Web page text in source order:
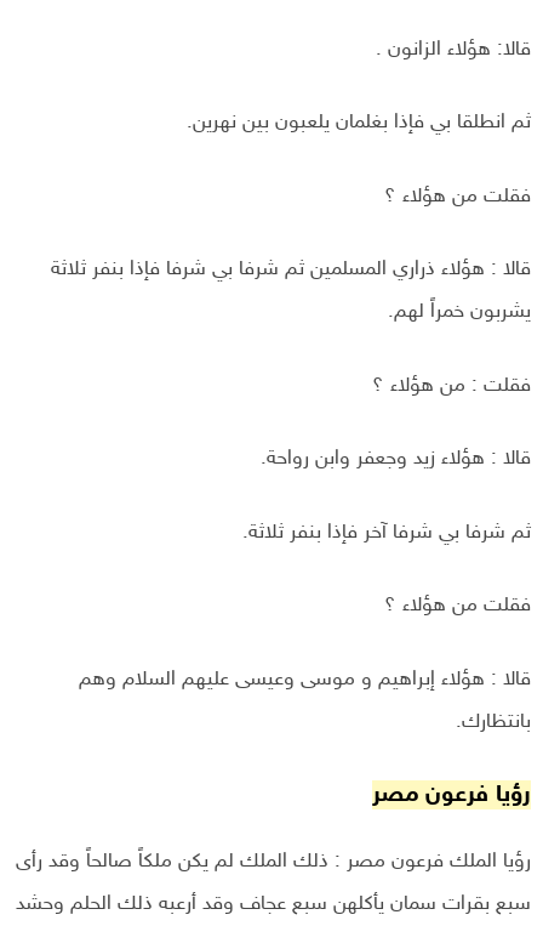
قالا: هؤلاء الزانون .
ثم انطلقا بي فإذا بغلمان يلعبون بين نهرين.
فقلت من هؤلاء ؟
قالا : هؤلاء ذراري المسلمين ثم شرفا بي شرفا فإذا بنفر ثلاثة
يشربون خمراً لهم.
فقلت : من هؤلاء ؟
قالا : هؤلاء زيد وجعفر وابن رواحة.
ثم شرفا بي شرفا آخر فإذا بنفر ثلاثة.
فقلت من هؤلاء ؟
قالا : هؤلاء إبراهيم و موسى وعيسى عليهم السلام وهم
بانتظارك.
رؤيا فرعون مصر
رؤيا الملك فرعون مصر : ذلك الملك لم يكن ملكاً صالحاً وقد رأى
سبع بقرات سمان يأكلهن سبع عجاف وقد أرعبه ذلك الحلم وحشد